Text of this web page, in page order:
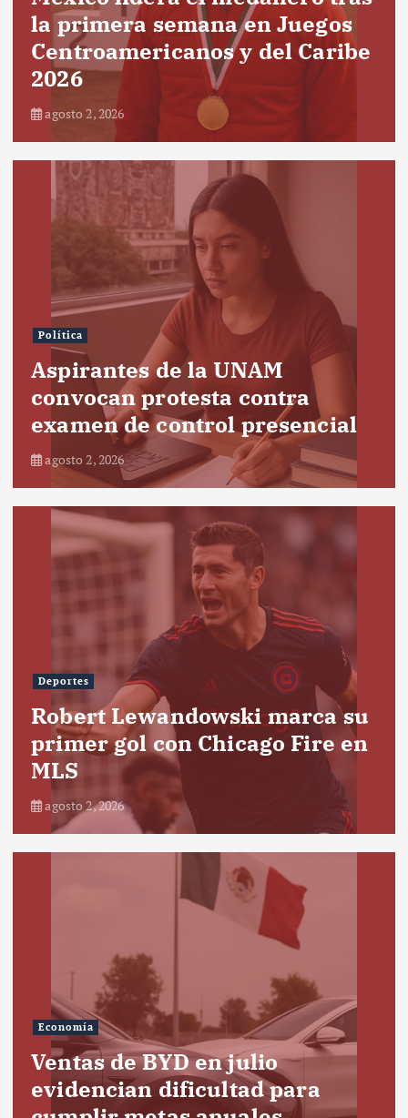
la primera semana en Juegos
Centroamericanos y del Caribe
2026
agosto 2, 2026
Política
Aspirantes de la UNAM
convocan protesta contra
examen de control presencial
agosto 2, 2026
Deportes
Robert Lewandowski marca su
primer gol con Chicago Fire en
MLS
agosto 2, 2026
Economía
Ventas de BYD en julio
evidencian dificultad para